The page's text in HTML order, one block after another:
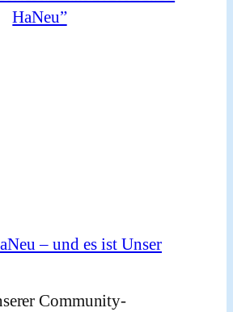
– und es ist Unser
Community-